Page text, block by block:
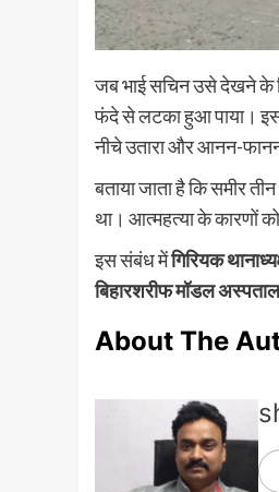
जब भाई सचिन उसे देखने के
फंदे से लटका हुआ पाया।
नीचे उतारा और आनन-
बताया जाता है कि समीर
था। आत्महत्या के कारणों
इस संबंध मेंगिरियक
बिहारशरीफ मॉडल अस्पताल
About The